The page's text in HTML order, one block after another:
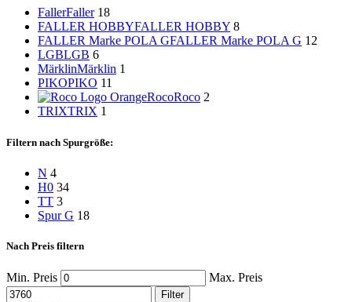
FallerFaller 18
FALLER HOBBYFALLER HOBBY 8
FALLER Marke POLA GFALLER Marke POLA G 12
LGBLGB 6
MärklinMärklin 1
PIKOPIKO 11
RocoRoco 2
TRIXTRIX 1
Filtern nach Spurgröße:
N 4
H0 34
TT 3
Spur G 18
Nach Preis filtern
Min. Preis Max. Preis
Filter